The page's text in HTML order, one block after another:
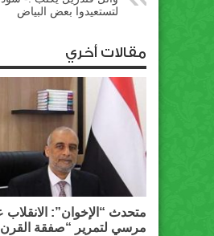
لتستعيدوا بعض البياض
مقالات أخري
متحدث “الإخوان”:
مرسي لتمرير “صفقة